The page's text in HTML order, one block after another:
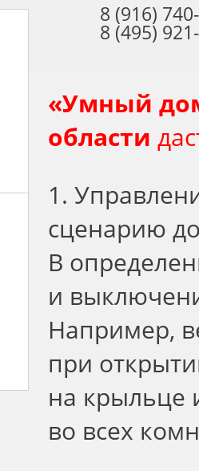
8 (916)
8 (495)
«Умный
области
1.
сценарию
В
и
Например,
при
на крыльце
во всех